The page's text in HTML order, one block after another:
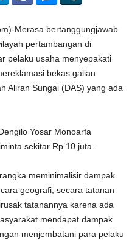
Merasa bertanggungjawab
pertambangan di
pelaku usaha menyepakati
bekas galian
Aliran Sungai (DAS) yang ada
Yosar Monoarfa
sekitar Rp 10 juta.
meminimalisir dampak
geografi, secara tatanan
tatanannya karena ada
mendapat dampak
menjembatani para pelaku